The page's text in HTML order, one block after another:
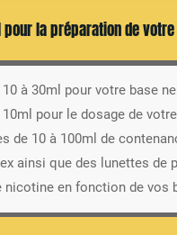
la préparation de votre
à 30ml pour votre base
10ml pour le dosage de
de 10 à 100ml de
ainsi que des lunettes de
nicotine en fonction de vos